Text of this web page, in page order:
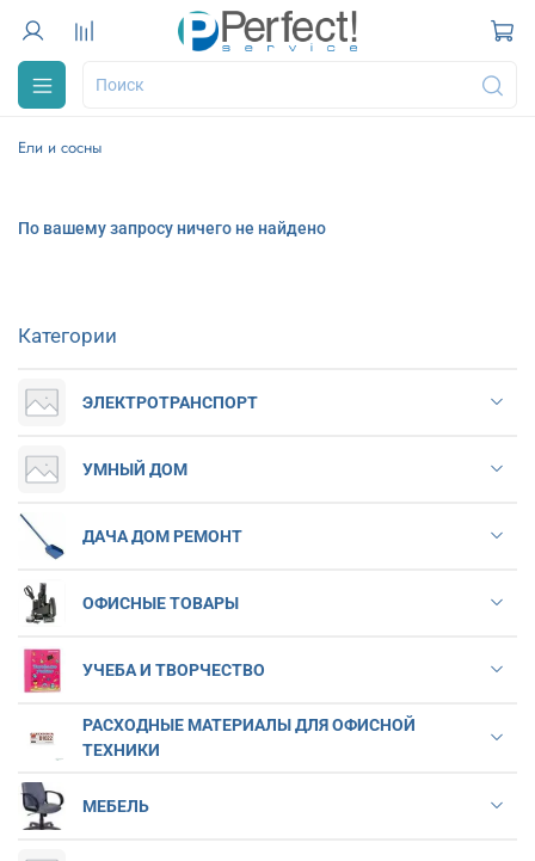
Ели и сосны
По вашему запросу ничего не найдено
Категории
ЭЛЕКТРОТРАНСПОРТ
УМНЫЙ ДОМ
ДАЧА ДОМ РЕМОНТ
ОФИСНЫЕ ТОВАРЫ
УЧЕБА И ТВОРЧЕСТВО
РАСХОДНЫЕ МАТЕРИАЛЫ ДЛЯ ОФИСНОЙ
ТЕХНИКИ
МЕБЕЛЬ